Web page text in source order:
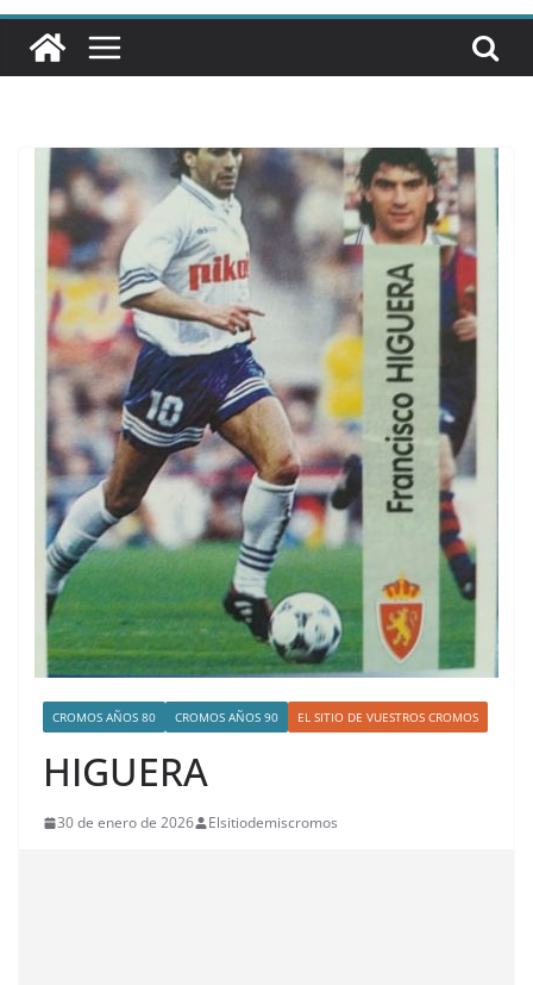
CROMOS AÑOS 80 CROMOS AÑOS 90 EL SITIO DE VUESTROS CROMOS
HIGUERA
30 de enero de 2026 Elsitiodemiscromos